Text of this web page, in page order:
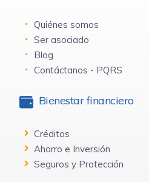
Quiénes somos
Ser asociado
Blog
Contáctanos - PQRS
Bienestar financiero
Créditos
Ahorro e Inversión
Seguros y Protección